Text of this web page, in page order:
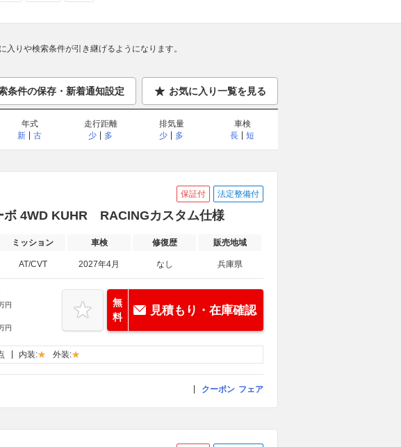
りや検索条件が引き継げるようになります。
条件の保存・新着通知設定 お気に入り一覧を見る
年式
新
古
走行距離
少
多
排気量
少
多
車検
長
短
保証付 法定整備付
ボ 4WD KUHR RACINGカスタム仕様
ミッション 車検 修復歴 販売地域
AT/CVT 2027年4月 なし 兵庫県
円
円
無
料
見積もり・在庫確認
内装: 外装:
クーポン フェア